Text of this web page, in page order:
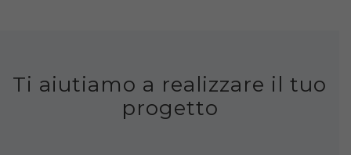
Ti aiutiamo a realizzare il tuo
progetto